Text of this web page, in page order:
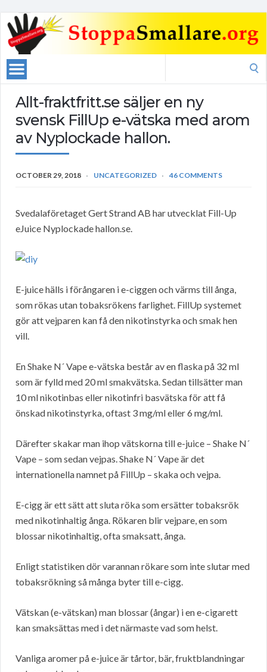
Allt-fraktfritt.se säljer en ny
svensk FillUp e-vätska med arom
av Nyplockade hallon.
OCTOBER 29, 2018 UNCATEGORIZED 46 COMMENTS
Svedalaföretaget Gert Strand AB har utvecklat Fill-Up
eJuice Nyplockade hallon.se.
E-juice hälls i förångaren i e-ciggen och värms till ånga,
som rökas utan tobaksrökens farlighet. FillUp systemet
gör att vejparen kan få den nikotinstyrka och smak hen
vill.
En Shake N´ Vape e-vätska består av en flaska på 32 ml
som är fylld med 20 ml smakvätska. Sedan tillsätter man
10 ml nikotinbas eller nikotinfri basvätska för att få
önskad nikotinstyrka, oftast 3 mg/ml eller 6 mg/ml.
Därefter skakar man ihop vätskorna till e-juice – Shake N´
Vape – som sedan vejpas. Shake N´ Vape är det
internationella namnet på FillUp – skaka och vejpa.
E-cigg är ett sätt att sluta röka som ersätter tobaksrök
med nikotinhaltig ånga. Rökaren blir vejpare, en som
blossar nikotinhaltig, ofta smaksatt, ånga.
Enligt statistiken dör varannan rökare som inte slutar med
tobaksrökning så många byter till e-cigg.
Vätskan (e-vätskan) man blossar (ångar) i en e-cigarett
kan smaksättas med i det närmaste vad som helst.
Vanliga aromer på e-juice är tårtor, bär, fruktblandningar